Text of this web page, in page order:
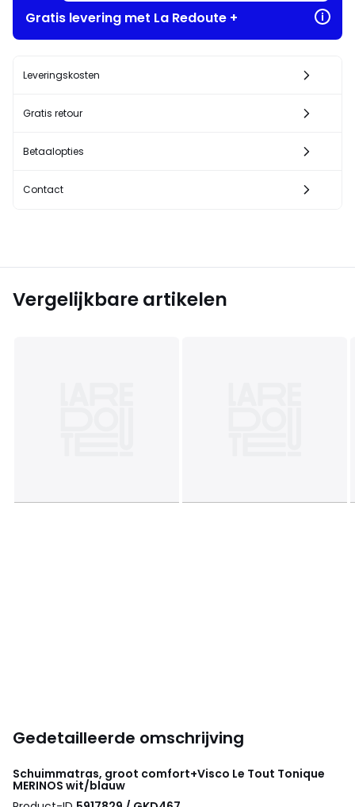
Gratis levering met La Redoute +
Leveringskosten
Gratis retour
Betaalopties
Contact
Vergelijkbare artikelen
Gedetailleerde omschrijving
Schuimmatras, groot comfort+Visco Le Tout Tonique
MERINOS wit/blauw